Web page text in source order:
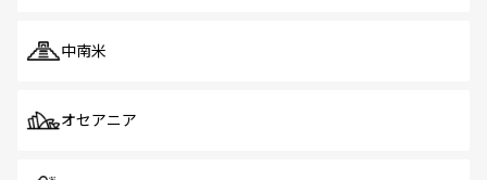
中南米
オセアニア